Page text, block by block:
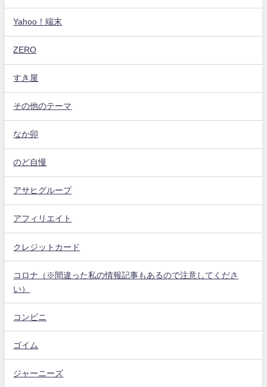
Yahoo！端末
ZERO
すき屋
その他のテーマ
なか卯
のど自慢
アサヒグループ
アフィリエイト
クレジットカード
コロナ（※間違った私の情報記事もあるので注意してくださ
い）
コンビニ
ゴイム
ジャーニーズ